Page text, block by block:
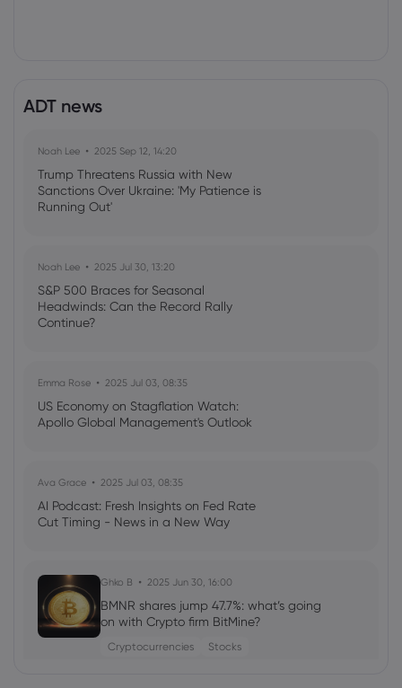
ADT news
Noah Lee 2025 Sep 12, 14:20
Trump Threatens Russia with New
Sanctions Over Ukraine: 'My Patience is
Running Out'
Noah Lee 2025 Jul 30, 13:20
S&P 500 Braces for Seasonal
Headwinds: Can the Record Rally
Continue?
Emma Rose 2025 Jul 03, 08:35
US Economy on Stagflation Watch:
Apollo Global Management's Outlook
Ava Grace 2025 Jul 03, 08:35
AI Podcast: Fresh Insights on Fed Rate
Cut Timing - News in a New Way
Ghko B 2025 Jun 30, 16:00
BMNR shares jump 47.7%: what’s going
on with Crypto firm BitMine?
Cryptocurrencies Stocks